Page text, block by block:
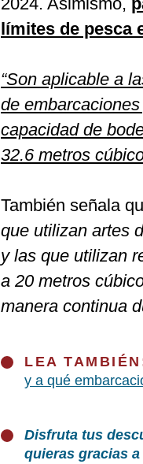
límites de pesca
“Son aplicable a
de
capacidad de
32.6 metros
También señala
que utilizan artes
y las que utilizan
a 20 metros
manera continua
LEA
y a qué
Disfruta tus
quieras gracias